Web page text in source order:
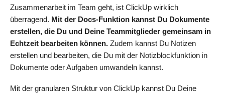
Zusammenarbeit im Team geht, ist ClickUp wirklich
überragend. Mit der Docs-Funktion kannst Du Dokumente
erstellen, die Du und Deine Teammitglieder gemeinsam in
Echtzeit bearbeiten können. Zudem kannst Du Notizen
erstellen und bearbeiten, die Du mit der Notizblockfunktion in
Dokumente oder Aufgaben umwandeln kannst.
Mit der granularen Struktur von ClickUp kannst Du Deine